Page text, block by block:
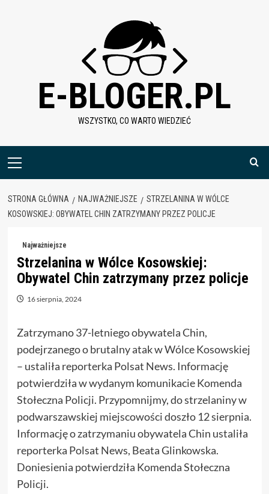
E-BLOGER.PL
WSZYSTKO, CO WARTO WIEDZIEĆ
Menu
STRONA GŁÓWNA NAJWAŻNIEJSZE
STRZELANINA W WÓLCE
KOSOWSKIEJ: OBYWATEL CHIN ZATRZYMANY PRZEZ POLICJE
Najważniejsze
Strzelanina w Wólce Kosowskiej:
Obywatel Chin zatrzymany przez policje
16 sierpnia, 2024
Zatrzymano 37-letniego obywatela Chin,
podejrzanego o brutalny atak w Wólce Kosowskiej
– ustaliła reporterka Polsat News. Informację
potwierdziła w wydanym komunikacie Komenda
Stołeczna Policji. Przypomnijmy, do strzelaniny w
podwarszawskiej miejscowości doszło 12 sierpnia.
Informację o zatrzymaniu obywatela Chin ustaliła
reporterka Polsat News, Beata Glinkowska.
Doniesienia potwierdziła Komenda Stołeczna
Policji.